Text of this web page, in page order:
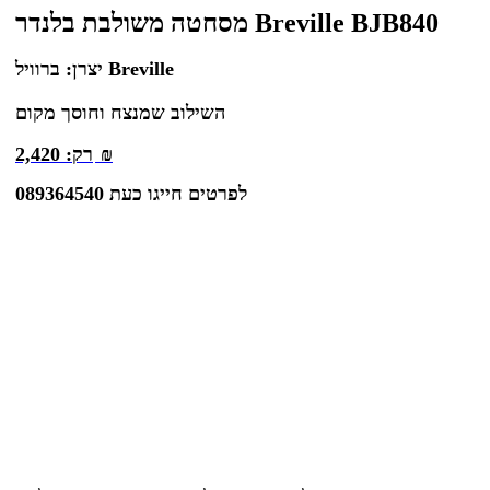
מסחטה משולבת בלנדר Breville BJB840
יצרן: ברוויל Breville
השילוב שמנצח וחוסך מקום
רק: 2,420
₪
לפרטים חייגו כעת 089364540